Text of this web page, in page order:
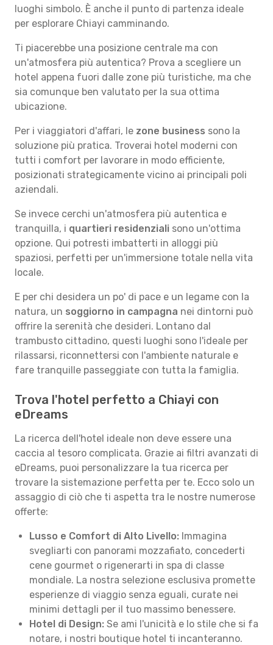
luoghi simbolo. È anche il punto di partenza ideale
per esplorare Chiayi camminando.
Ti piacerebbe una posizione centrale ma con
un'atmosfera più autentica? Prova a scegliere un
hotel appena fuori dalle zone più turistiche, ma che
sia comunque ben valutato per la sua ottima
ubicazione.
Per i viaggiatori d'affari, le zone business sono la
soluzione più pratica. Troverai hotel moderni con
tutti i comfort per lavorare in modo efficiente,
posizionati strategicamente vicino ai principali poli
aziendali.
Se invece cerchi un'atmosfera più autentica e
tranquilla, i quartieri residenziali sono un'ottima
opzione. Qui potresti imbatterti in alloggi più
spaziosi, perfetti per un'immersione totale nella vita
locale.
E per chi desidera un po' di pace e un legame con la
natura, un soggiorno in campagna nei dintorni può
offrire la serenità che desideri. Lontano dal
trambusto cittadino, questi luoghi sono l'ideale per
rilassarsi, riconnettersi con l'ambiente naturale e
fare tranquille passeggiate con tutta la famiglia.
Trova l'hotel perfetto a Chiayi con
eDreams
La ricerca dell'hotel ideale non deve essere una
caccia al tesoro complicata. Grazie ai filtri avanzati di
eDreams, puoi personalizzare la tua ricerca per
trovare la sistemazione perfetta per te. Ecco solo un
assaggio di ciò che ti aspetta tra le nostre numerose
offerte:
Lusso e Comfort di Alto Livello: Immagina
svegliarti con panorami mozzafiato, concederti
cene gourmet o rigenerarti in spa di classe
mondiale. La nostra selezione esclusiva promette
esperienze di viaggio senza eguali, curate nei
minimi dettagli per il tuo massimo benessere.
Hotel di Design: Se ami l'unicità e lo stile che si fa
notare, i nostri boutique hotel ti incanteranno.